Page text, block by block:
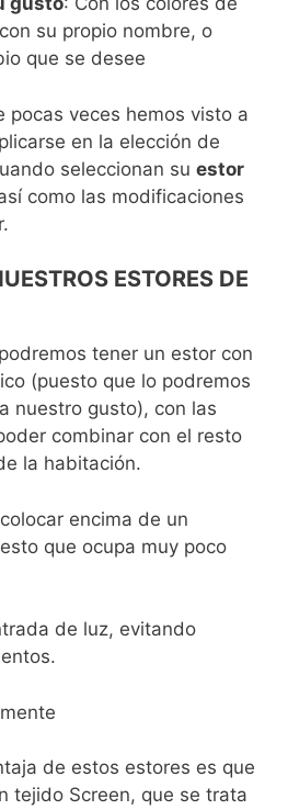
su propio nombre, o
que se desee
pocas veces hemos visto a
en la elección de
seleccionan su estor
como las modificaciones
ESTORES DE
tener un estor con
(puesto que lo podremos
nuestro gusto), con las
combinar con el resto
la habitación.
encima de un
que ocupa muy poco
de luz, evitando
de estos estores es que
tejido Screen, que se trata